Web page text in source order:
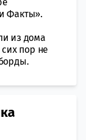
Факты».
из дома
пор не